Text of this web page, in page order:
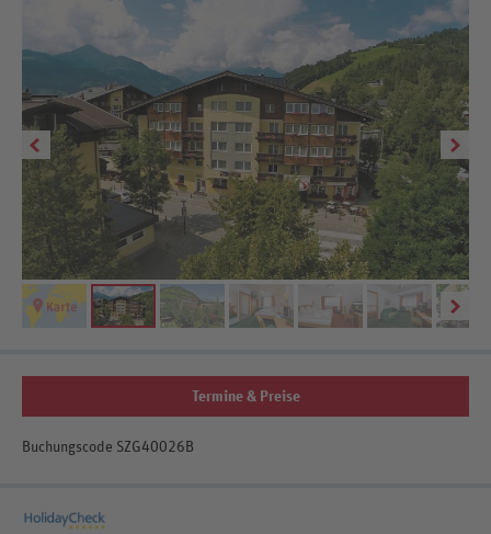
Termine & Preise
Buchungscode SZG40026B